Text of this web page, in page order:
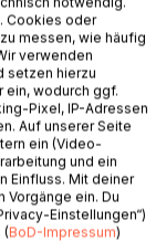
Durch ein
Gesang,
mehr halb im
Kinder haben
Kindern bewusst
Bildern. Dazu
Cookies oder
messen, wie häufig
verwenden
setzen hierzu
ein, wodurch ggf.
Pixel, IP-Adressen
Auf unserer Seite
ein (Video-
und ein
Einfluss. Mit deiner
ein. Du
Einstellungen“)
(BoD-Impressum)